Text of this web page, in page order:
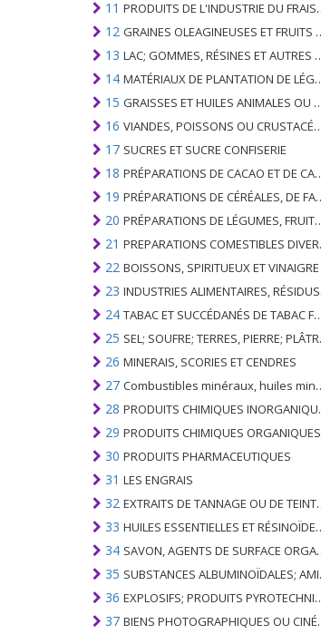
11 PRODUITS DE L'INDUSTRIE DU FRAISAGE; MALT, AMIDONS, INULINE, GLUTEN DE BLÉ
12 GRAINES OLEAGINEUSES ET FRUITS OLÉAGINEUX; GRAINS DIVERS, GRAINES ET FRUITS, PLANTES INDUSTRIELLES OU MÉDICINALES; PAILLE ET FOURRAGE
13 LAC; GOMMES, RÉSINES ET AUTRES SUCS ET EXTRAITS VÉGÉTAUX
14 MATÉRIAUX DE PLANTATION DE LÉGUMES; PRODUITS VÉGÉTAUX NON DÉNOMMÉS NI COMPRIS AILLEURS
15 GRAISSES ET HUILES ANIMALES OU VÉGÉTALES ET LEURS PRODUITS DE CLIVAGE; GRAISSES ANIMALES PRÉPARÉES; CIRES ANIMALES OU VÉGÉTALES
16 VIANDES, POISSONS OU CRUSTACÉS, MOLLUSQUES OU AUTRES INVERTÉBRÉS AQUATIQUES; PRÉPARATIONS DE CELLES-CI
17 SUCRES ET SUCRE CONFISERIE
18 PRÉPARATIONS DE CACAO ET DE CACAO
19 PRÉPARATIONS DE CÉRÉALES, DE FARINES, D'AMIDONS OU DE LAIT; PRODUITS DE PATISSERIE
20 PRÉPARATIONS DE LÉGUMES, FRUITS, NOIX OU AUTRES PARTIES DE PLANTES
21 PREPARATIONS COMESTIBLES DIVERSES
22 BOISSONS, SPIRITUEUX ET VINAIGRE
23 INDUSTRIES ALIMENTAIRES, RÉSIDUS ET DÉCHETS DE CELLES-CI; FOURRAGE ANIMAL PRÉPARÉ
24 TABAC ET SUCCÉDANÉS DE TABAC FABRIQUÉS
25 SEL; SOUFRE; TERRES, PIERRE; PLÂTRES, CHAUX ET CIMENT
26 MINERAIS, SCORIES ET CENDRES
27 Combustibles minéraux, huiles minérales et produits de leur distillation; SUBSTANCES BITUMINEUSES; CIRES MINÉRALES
28 PRODUITS CHIMIQUES INORGANIQUES; COMPOSÉS ORGANIQUES ET INORGANIQUES DE MÉTAUX PRÉCIEUX; DE MÉTAUX DES TERRES RARES, D'ÉLÉMENTS RADIOACTIFS ET D'ISOTOPES
29 PRODUITS CHIMIQUES ORGANIQUES
30 PRODUITS PHARMACEUTIQUES
31 LES ENGRAIS
32 EXTRAITS DE TANNAGE OU DE TEINTURE; TANINS ET LEURS DERIVES; COLORANTS, PIGMENTS ET AUTRES MATIERES COLORANTES; PEINTURES, VERNIS; MASTIC, AUTRES MASTIQUES; ENCRES
33 HUILES ESSENTIELLES ET RÉSINOÏDES; PARFUMERIE, PRÉPARATIONS COSMÉTIQUES OU DE TOILETTE
34 SAVON, AGENTS DE SURFACE ORGANIQUES; LAVAGE, LUBRIFICATION, POLISSAGE OU PRÉPARATION À L'ÉPURATION; CIRES ARTIFICIELLES OU PRÉPARÉES, BOUGIES ET ARTICLES SIMILAIRES, PÂTES À MODÉLISER, CIRES DENTAIRES ET PRÉPARATIONS DENTAIRES À BASE DE PLÂTRE
35 SUBSTANCES ALBUMINOÏDALES; AMIDONS MODIFIÉS; GLUES; ENZYMES
36 EXPLOSIFS; PRODUITS PYROTECHNIQUES; ALLUMETTES; ALLIAGES PYROPHORIQUES; CERTAINES PRÉPARATIONS COMBUSTIBLES
37 BIENS PHOTOGRAPHIQUES OU CINÉMATOGRAPHIQUES